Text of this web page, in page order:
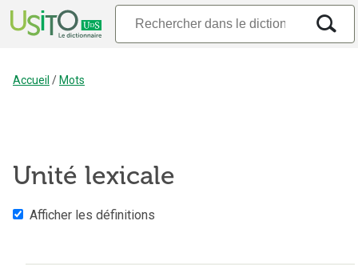
Accueil / Mots
Unité lexicale
Afficher les définitions